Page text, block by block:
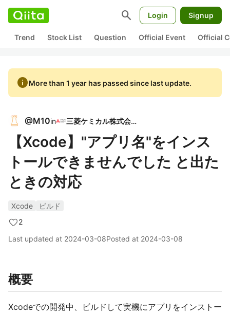
search Login Signup
Trend Stock List Question Official Event Official
infoMore than 1 year has passed since last update.
@M10in 三菱ケミカル株式会社
【Xcode】"アプリ名"をインス
トールできませんでした と出た
ときの対応
Xcode
ビルド
2
Last updated at 2024-03-08Posted at 2024-03-08
概要
Xcodeでの開発中、ビルドして実機にアプリをインストー